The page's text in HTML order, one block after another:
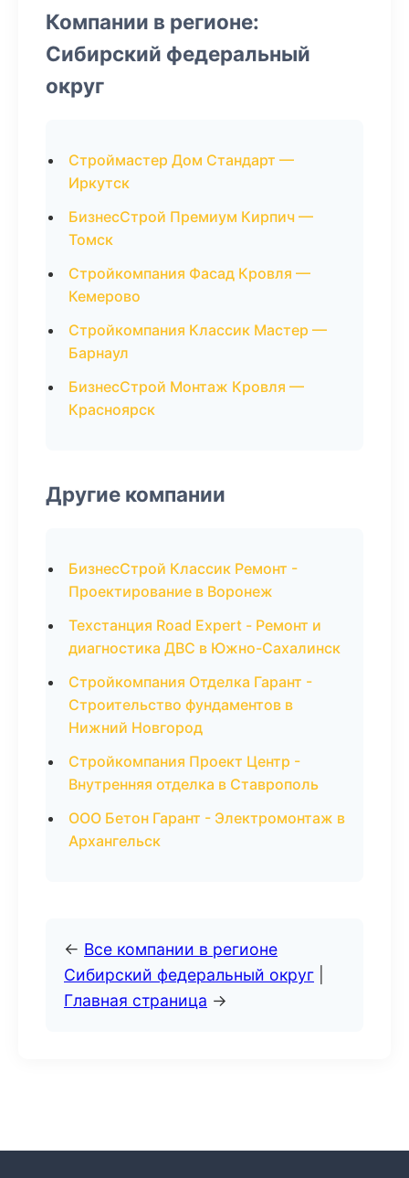
Компании в регионе:
Сибирский федеральный
округ
Строймастер Дом Стандарт —
Иркутск
БизнесСтрой Премиум Кирпич —
Томск
Стройкомпания Фасад Кровля —
Кемерово
Стройкомпания Классик Мастер —
Барнаул
БизнесСтрой Монтаж Кровля —
Красноярск
Другие компании
БизнесСтрой Классик Ремонт -
Проектирование в Воронеж
Техстанция Road Expert - Ремонт и
диагностика ДВС в Южно-Сахалинск
Стройкомпания Отделка Гарант -
Строительство фундаментов в
Нижний Новгород
Стройкомпания Проект Центр -
Внутренняя отделка в Ставрополь
ООО Бетон Гарант - Электромонтаж в
Архангельск
← Все компании в регионе
Сибирский федеральный округ
Главная страница →